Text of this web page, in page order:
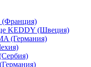
(Франция)
KEDDY (Швеция)
(Германия)